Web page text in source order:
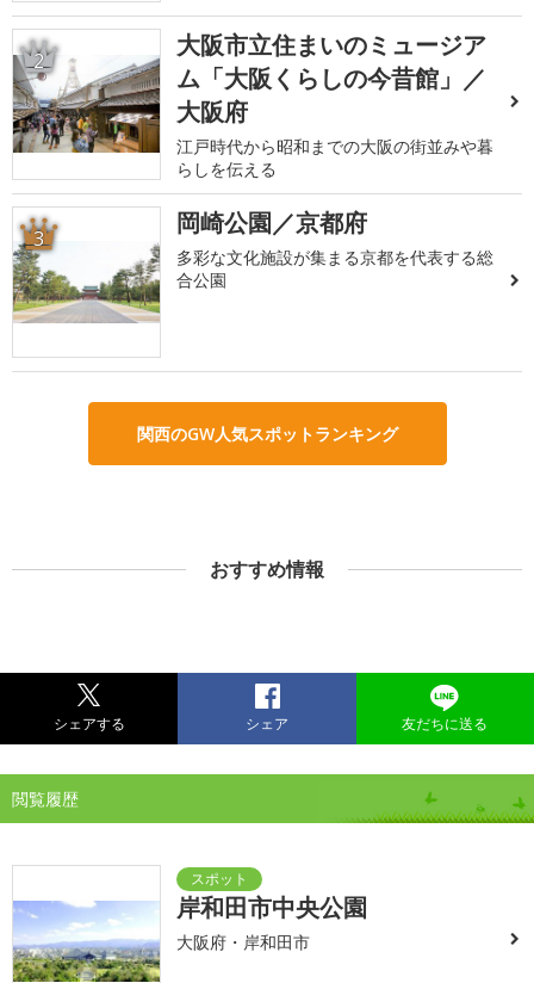
2
大阪市立住まいのミュージア
ム「大阪くらしの今昔館」／
大阪府
江戸時代から昭和までの大阪の街並みや暮
らしを伝える
3 岡崎公園／京都府
多彩な文化施設が集まる京都を代表する総
合公園
関西のGW人気スポットランキング
おすすめ情報
シェアする シェア 友だちに送る
閲覧履歴
岸和田市中央公園
大阪府・岸和田市